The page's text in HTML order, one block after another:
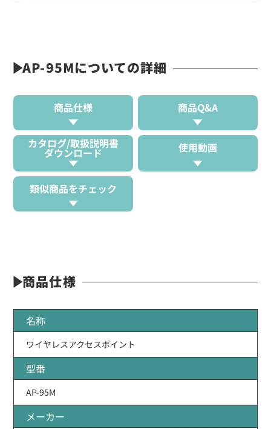
AP-95Mについての詳細
商品仕様 商品Q&A
カタログ/取扱説明書
ダウンロード 使用動画
類似商品をチェック
商品仕様
名称
ワイヤレスアクセスポイント
型番
AP-95M
メーカー